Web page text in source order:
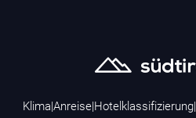
Klima|Anreise|Hotelklassifizierung|